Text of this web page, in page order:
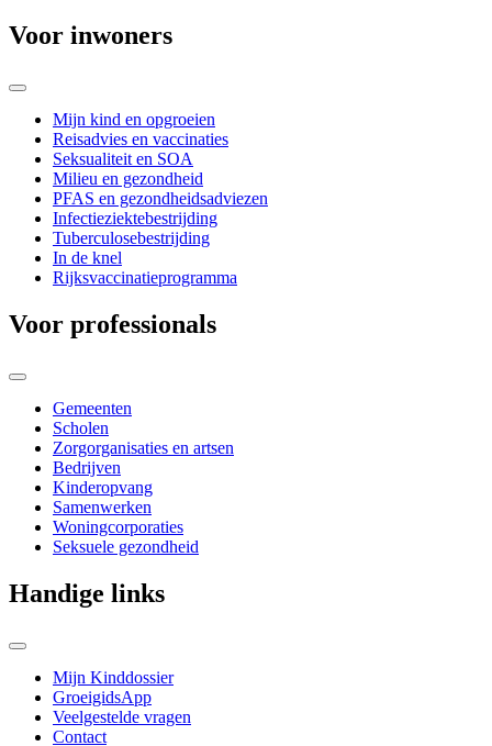
Voor inwoners
Mijn kind en opgroeien
Reisadvies en vaccinaties
Seksualiteit en SOA
Milieu en gezondheid
PFAS en gezondheidsadviezen
Infectieziektebestrijding
Tuberculosebestrijding
In de knel
Rijksvaccinatieprogramma
Voor professionals
Gemeenten
Scholen
Zorgorganisaties en artsen
Bedrijven
Kinderopvang
Samenwerken
Woningcorporaties
Seksuele gezondheid
Handige links
Mijn Kinddossier
GroeigidsApp
Veelgestelde vragen
Contact